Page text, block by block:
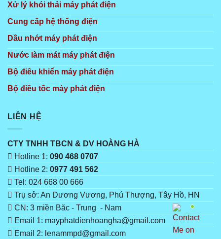
Xử lý khói thải máy phát điện
Cung cấp hệ thống điện
Dầu nhớt máy phát điện
Nước làm mát máy phát điện
Bộ điêu khiển máy phát điện
Bộ điều tốc máy phát điện
LIÊN HỆ
CTY TNHH TBCN & DV HOÀNG HÀ
Hotline 1: 090 468 0707
Hotline 2: 0977 491 562
Tel: 024 668 00 666
Trụ sở: An Dương Vương, Phú Thượng, Tây Hồ, HN
CN: 3 miền Băc - Trung - Nam
Email 1: mayphatdienhoangha@gmail.com
Email 2: lenammpd@gmail.com